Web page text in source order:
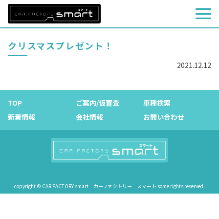
クリスマスプレゼント！
2021.12.12
TOP ご案内/仮審査
車種検索
新着情報
会社情報 お問い合わせ
copyright © CAR FACTORY smart カーファクトリー スマート some rights reserved.